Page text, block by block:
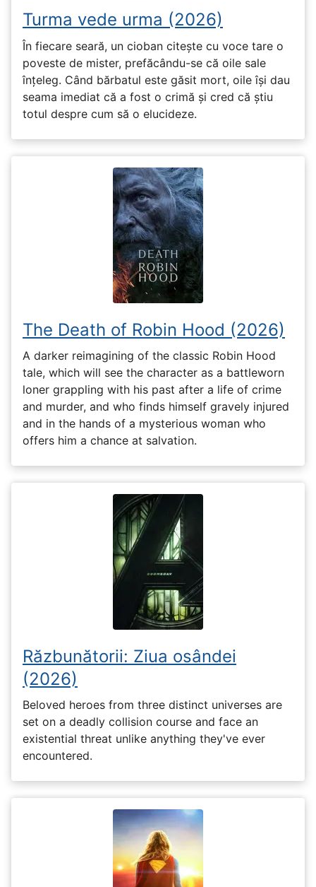
Turma vede urma (2026)
În fiecare seară, un cioban citește cu voce tare o
poveste de mister, prefăcându-se că oile sale
înțeleg. Când bărbatul este găsit mort, oile își dau
seama imediat că a fost o crimă și cred că știu
totul despre cum să o elucideze.
The Death of Robin Hood (2026)
A darker reimagining of the classic Robin Hood
tale, which will see the character as a battleworn
loner grappling with his past after a life of crime
and murder, and who finds himself gravely injured
and in the hands of a mysterious woman who
offers him a chance at salvation.
Răzbunătorii: Ziua osândei
(2026)
Beloved heroes from three distinct universes are
set on a deadly collision course and face an
existential threat unlike anything they've ever
encountered.